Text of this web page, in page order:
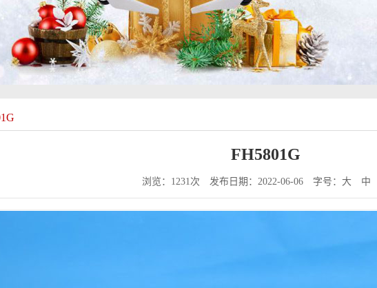
FH5801G
浏览：1231次 发布日期：2022-06-06 字号： 大 中